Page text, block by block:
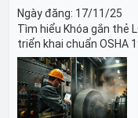
Ngày đăng: 17/11/25
Tìm hiểu Khóa gắn thẻ
triển khai chuẩn OSHA
băng tải sản xuất ô tô